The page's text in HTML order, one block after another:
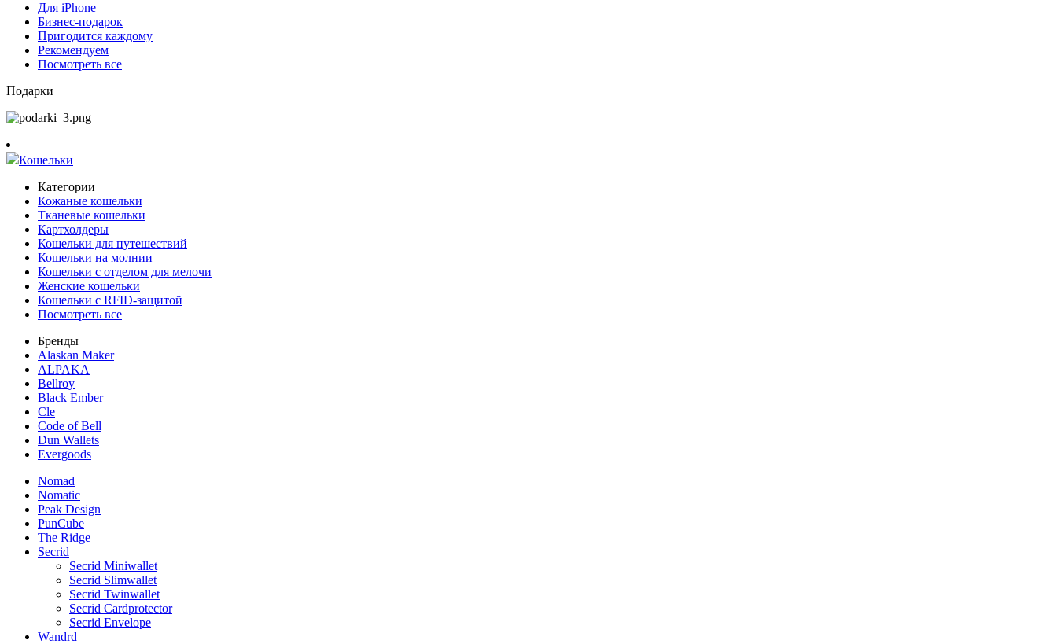
Для iPhone
Бизнес-подарок
Пригодится каждому
Рекомендуем
Посмотреть все
Подарки
Кошельки
Категории
Кожаные кошельки
Тканевые кошельки
Картхолдеры
Кошельки для путешествий
Кошельки на молнии
Кошельки с отделом для мелочи
Женские кошельки
Кошельки с RFID-защитой
Посмотреть все
Бренды
Alaskan Maker
ALPAKA
Bellroy
Black Ember
Cle
Code of Bell
Dun Wallets
Evergoods
Nomad
Nomatic
Peak Design
PunCube
The Ridge
Secrid
Secrid Miniwallet
Secrid Slimwallet
Secrid Twinwallet
Secrid Cardprotector
Secrid Envelope
Wandrd